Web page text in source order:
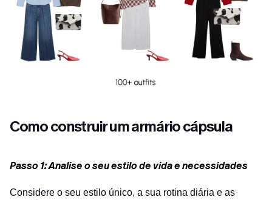
Como construir um armário cápsula
Passo 1: Analise o seu estilo de vida e necessidades
Considere o seu estilo único, a sua rotina diária e as